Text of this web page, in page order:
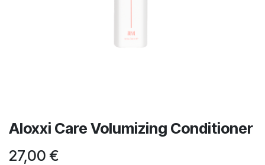
Aloxxi Care Volumizing Conditioner
27,00 €